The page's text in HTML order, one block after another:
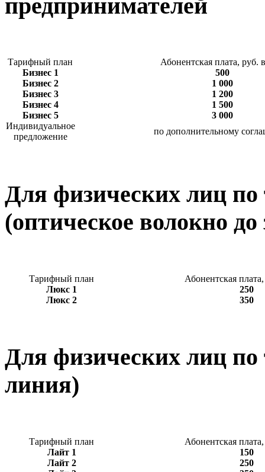
предпринимателей
Тарифный план
Абонентская плата, руб.
Бизнес 1
500
Бизнес 2
1 000
Бизнес 3
1 200
Бизнес 4
1 500
Бизнес 5
3 000
Индивидуальное
предложение
по дополнительному
Для физических лиц по
(оптическое волокно до
Тарифный план
Абонентская
Люкс 1
250
Люкс 2
350
Для физических лиц по
линия)
Тарифный план
Абонентская
Лайт 1
150
Лайт 2
250